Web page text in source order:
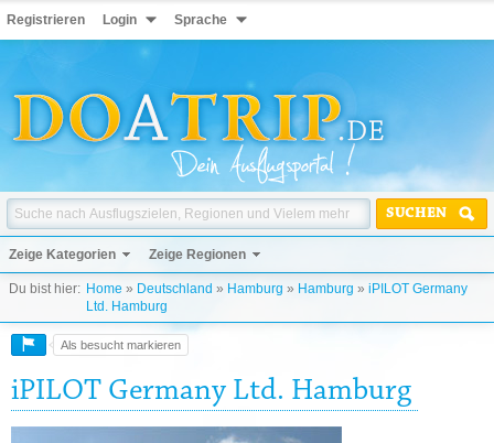
Registrieren Login Sprache
SUCHEN
Zeige Kategorien Zeige Regionen
Du bist hier: Home » Deutschland » Hamburg » Hamburg » iPILOT Germany
Ltd. Hamburg
Als besucht markieren
iPILOT Germany Ltd. Hamburg